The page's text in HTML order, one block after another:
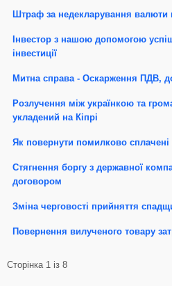
Штраф за недекларування валюти
Інвестор з нашою допомогою
інвестиції
Митна справа - Оскарження ПДВ,
Розлучення між українкою та
укладений на Кіпрі
Як повернути помилково
Стягнення боргу з державної
договором
Зміна черговості прийняття
Повернення вилученого товару
Сторінка 1 із 8